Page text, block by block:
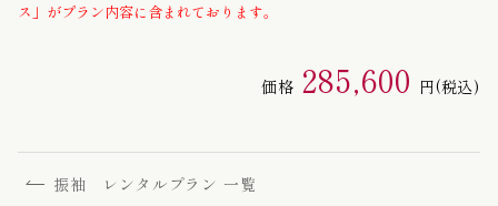
ス」がプラン内容に含まれております。
価格 285,600 円(税込)
振袖 レンタルプラン 一覧